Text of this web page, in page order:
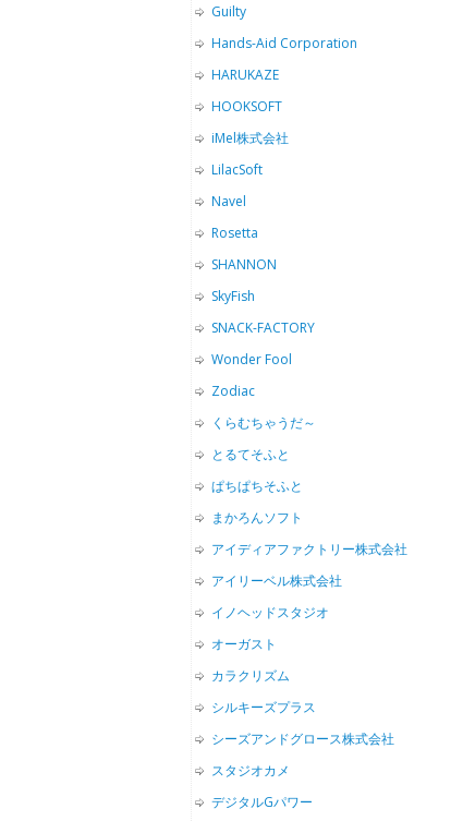
Guilty
Hands-Aid Corporation
HARUKAZE
HOOKSOFT
iMel株式会社
LilacSoft
Navel
Rosetta
SHANNON
SkyFish
SNACK-FACTORY
Wonder Fool
Zodiac
くらむちゃうだ～
とるてそふと
ぱちぱちそふと
まかろんソフト
アイディアファクトリー株式会社
アイリーベル株式会社
イノヘッドスタジオ
オーガスト
カラクリズム
シルキーズプラス
シーズアンドグロース株式会社
スタジオカメ
デジタルGパワー